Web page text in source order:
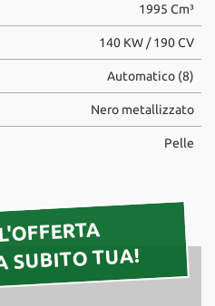
1995 Cm³
140 KW / 190 CV
Automatico (8)
Nero metallizzato
Pelle
SUBITO TUA!
dell'esperienza utente